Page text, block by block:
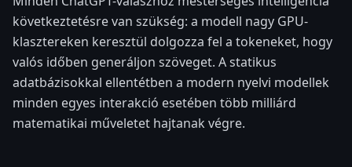
következtetésre van szükség: a modell nagy GPU-
klasztereken keresztül dolgozza fel a tokeneket, hogy
valós időben generáljon szöveget. A statikus
adatbázisokkal ellentétben a modern nyelvi modellek
minden egyes interakció esetében több milliárd
matematikai műveletet hajtanak végre.